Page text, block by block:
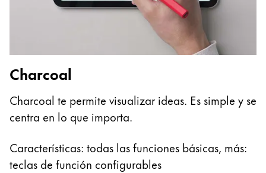
Charcoal
Charcoal te permite visualizar ideas. Es simple y se
centra en lo que importa.
Características: todas las funciones básicas, más:
teclas de función configurables